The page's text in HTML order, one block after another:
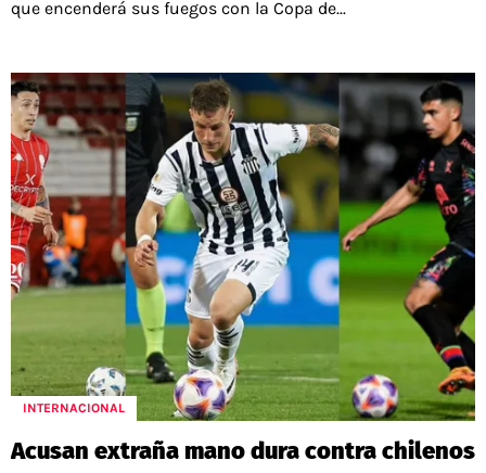
que encenderá sus fuegos con la Copa de...
INTERNACIONAL
Acusan extraña mano dura contra chilenos